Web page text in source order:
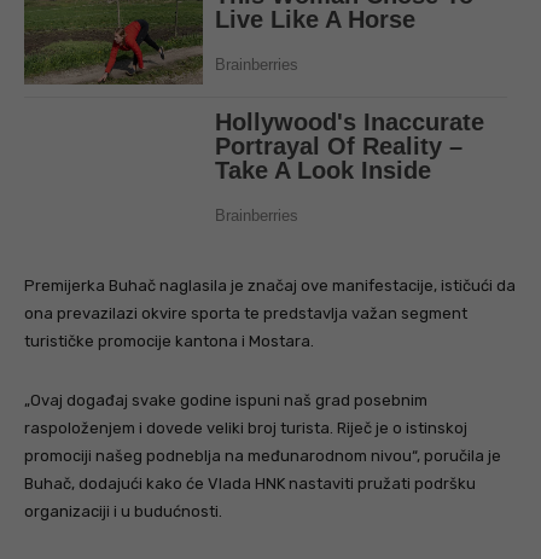
Premijerka Buhač naglasila je značaj ove manifestacije, ističući da
ona prevazilazi okvire sporta te predstavlja važan segment
turističke promocije kantona i Mostara.
„Ovaj događaj svake godine ispuni naš grad posebnim
raspoloženjem i dovede veliki broj turista. Riječ je o istinskoj
promociji našeg podneblja na međunarodnom nivou“, poručila je
Buhač, dodajući kako će Vlada HNK nastaviti pružati podršku
organizaciji i u budućnosti.